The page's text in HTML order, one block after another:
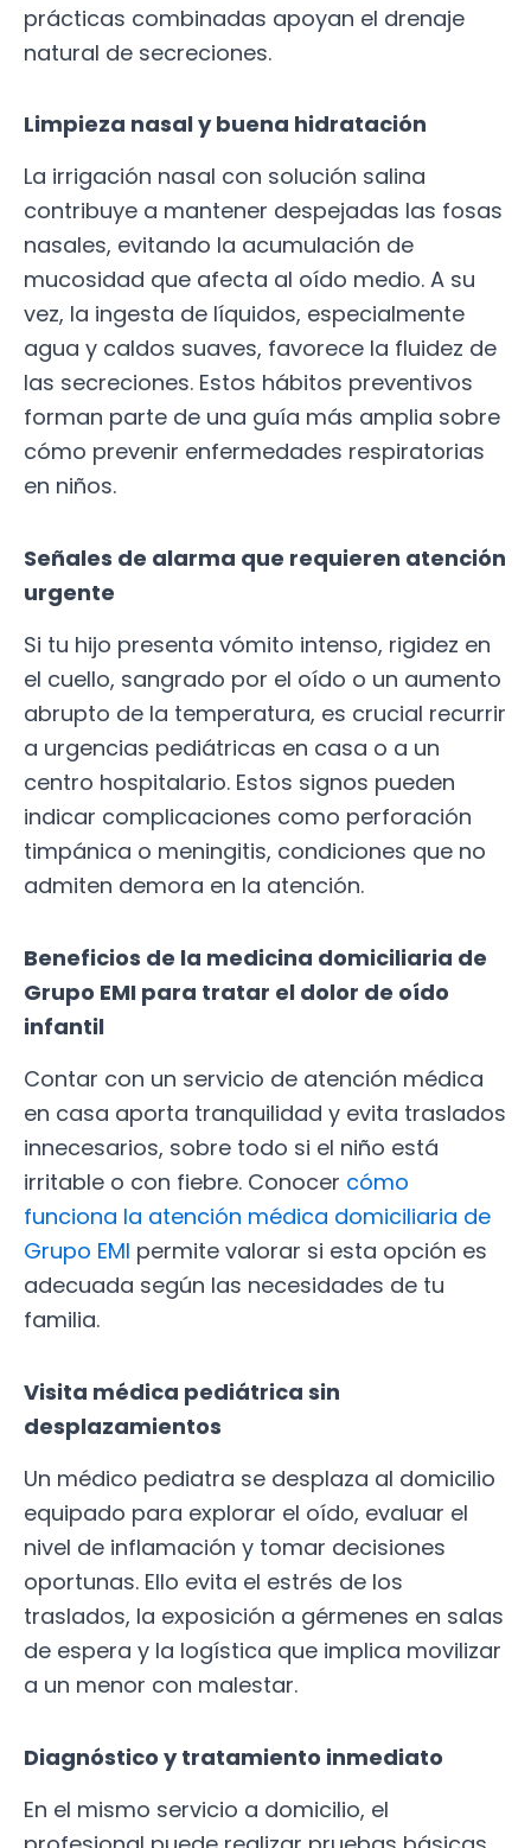
prácticas combinadas apoyan el drenaje
natural de secreciones.
Limpieza nasal y buena hidratación
La irrigación nasal con solución salina
contribuye a mantener despejadas las fosas
nasales, evitando la acumulación de
mucosidad que afecta al oído medio. A su
vez, la ingesta de líquidos, especialmente
agua y caldos suaves, favorece la fluidez de
las secreciones. Estos hábitos preventivos
forman parte de una guía más amplia sobre
cómo prevenir enfermedades respiratorias
en niños.
Señales de alarma que requieren atención
urgente
Si tu hijo presenta vómito intenso, rigidez en
el cuello, sangrado por el oído o un aumento
abrupto de la temperatura, es crucial recurrir
a urgencias pediátricas en casa o a un
centro hospitalario. Estos signos pueden
indicar complicaciones como perforación
timpánica o meningitis, condiciones que no
admiten demora en la atención.
Beneficios de la medicina domiciliaria de
Grupo EMI para tratar el dolor de oído
infantil
Contar con un servicio de atención médica
en casa aporta tranquilidad y evita traslados
innecesarios, sobre todo si el niño está
irritable o con fiebre. Conocer cómo
funciona la atención médica domiciliaria de
Grupo EMI permite valorar si esta opción es
adecuada según las necesidades de tu
familia.
Visita médica pediátrica sin
desplazamientos
Un médico pediatra se desplaza al domicilio
equipado para explorar el oído, evaluar el
nivel de inflamación y tomar decisiones
oportunas. Ello evita el estrés de los
traslados, la exposición a gérmenes en salas
de espera y la logística que implica movilizar
a un menor con malestar.
Diagnóstico y tratamiento inmediato
En el mismo servicio a domicilio, el